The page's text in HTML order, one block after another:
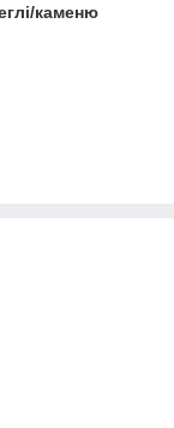
каменю